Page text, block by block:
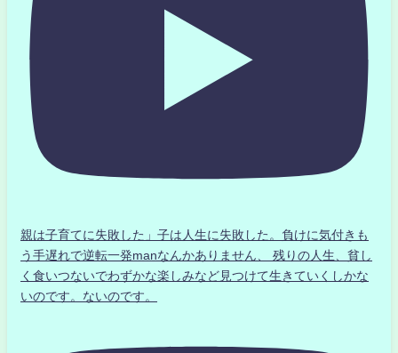
親は子育てに失敗した」子は人生に失敗した。負けに気付きも
う手遅れで逆転一発manなんかありません、 残りの人生、貧し
く食いつないでわずかな楽しみなど見つけて生きていくしかな
いのです。ないのです。